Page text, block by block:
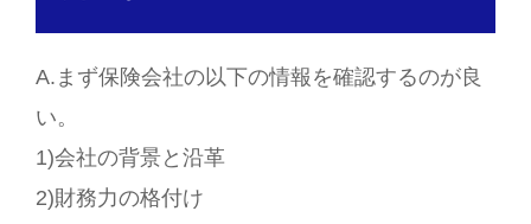
A.まず保険会社の以下の情報を確認するのが良
い。
1)会社の背景と沿革
2)財務力の格付け